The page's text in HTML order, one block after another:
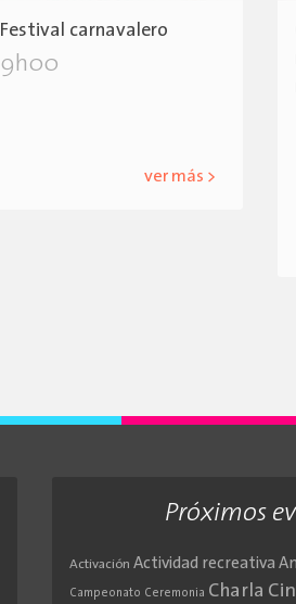
Festival carnavalero
9h00
ver más >
Próximos
Activación Actividad recreativa
Campeonato Ceremonia Charla